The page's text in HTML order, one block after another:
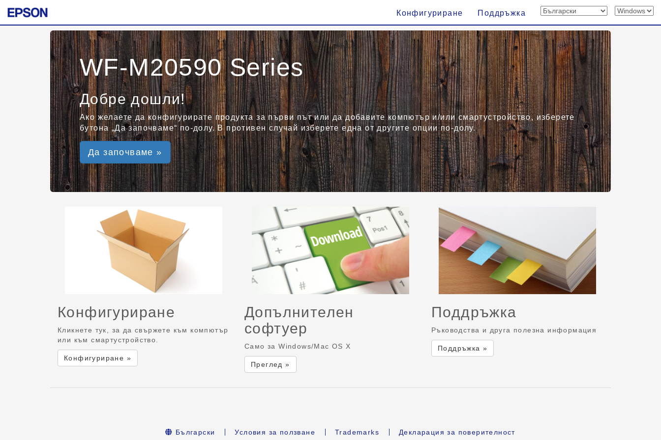
Конфигуриране Поддръжка
WF-M20590 Series
Добре дошли!
Ако желаете да конфигурирате продукта за първи път или да добавите компютър и/или смартустройство, изберете
бутона „Да започваме“ по-долу. В противен случай изберете една от другите опции по-долу.
Да започваме »
Конфигуриране
Кликнете тук, за да свържете към компютър
или към смартустройство.
Конфигуриране »
Допълнителен
софтуер
Само за Windows/Mac OS X
Преглед »
Поддръжка
Ръководства и друга полезна информация
Поддръжка »
Български Условия за ползване Trademarks Декларация за поверителност